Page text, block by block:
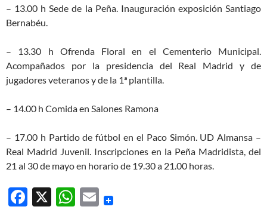
– 13.00 h Sede de la Peña. Inauguración exposición Santiago
Bernabéu.
– 13.30 h Ofrenda Floral en el Cementerio Municipal.
Acompañados por la presidencia del Real Madrid y de
jugadores veteranos y de la 1ª plantilla.
– 14.00 h Comida en Salones Ramona
– 17.00 h Partido de fútbol en el Paco Simón. UD Almansa –
Real Madrid Juvenil. Inscripciones en la Peña Madridista, del
21 al 30 de mayo en horario de 19.30 a 21.00 horas.
F
X
W E